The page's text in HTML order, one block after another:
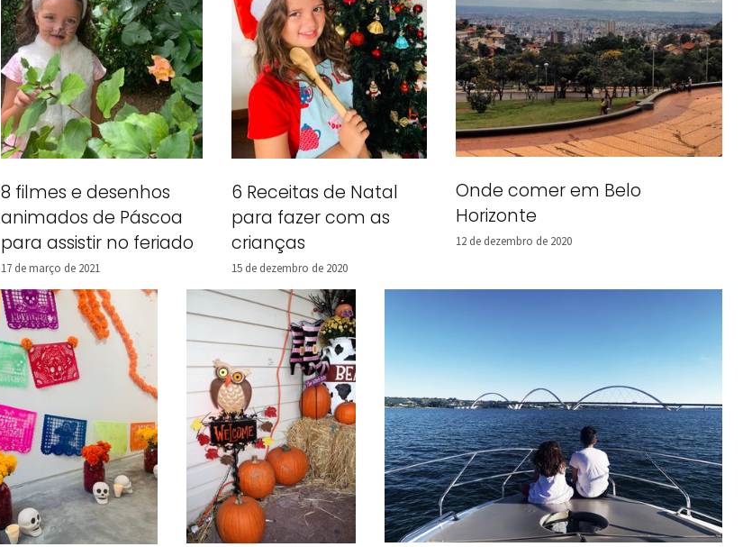
8 filmes e desenhos
animados de Páscoa
para assistir no feriado
17 de março de 2021
6 Receitas de Natal
para fazer com as
crianças
15 de dezembro de 2020
Onde comer em Belo
Horizonte
12 de dezembro de 2020